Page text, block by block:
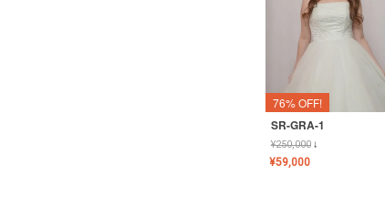
76% OFF!
SR-GRA-1
¥250,000↓
¥59,000